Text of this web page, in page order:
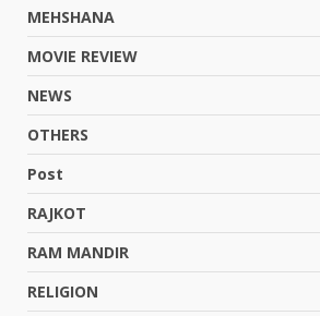
MEHSHANA
MOVIE REVIEW
NEWS
OTHERS
Post
RAJKOT
RAM MANDIR
RELIGION